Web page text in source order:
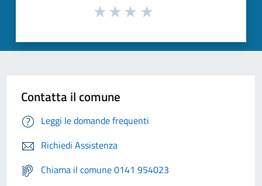
Contatta il comune
Leggi le domande frequenti
Richiedi Assistenza
Chiama il comune 0141 954023